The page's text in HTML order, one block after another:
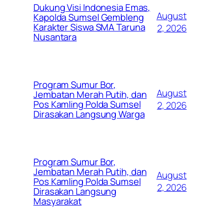
Dukung Visi Indonesia Emas,
Kapolda Sumsel Gembleng
Karakter Siswa SMA Taruna
Nusantara
August
2, 2026
Program Sumur Bor,
Jembatan Merah Putih, dan
Pos Kamling Polda Sumsel
Dirasakan Langsung Warga
August
2, 2026
Program Sumur Bor,
Jembatan Merah Putih, dan
Pos Kamling Polda Sumsel
Dirasakan Langsung
Masyarakat
August
2, 2026